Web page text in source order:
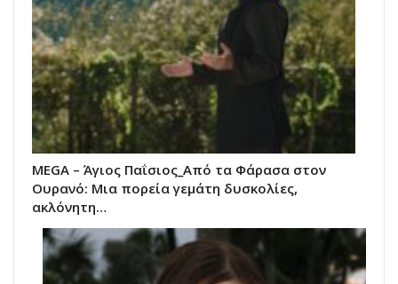
MEGA – Άγιος Παΐσιος_Από τα Φάρασα στον
Ουρανό: Μια πορεία γεμάτη δυσκολίες,
ακλόνητη…